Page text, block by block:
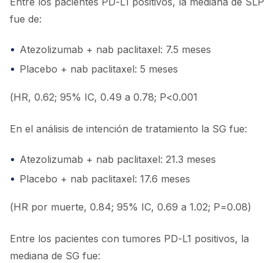
fue de:
Atezolizumab + nab paclitaxel: 7.5 meses
Placebo + nab paclitaxel: 5 meses
(HR, 0.62; 95% IC, 0.49 a 0.78; P<0.001
En el análisis de intención de tratamiento la SG fue:
Atezolizumab + nab paclitaxel: 21.3 meses
Placebo + nab paclitaxel: 17.6 meses
(HR por muerte, 0.84; 95% IC, 0.69 a 1.02; P=0.08)
Entre los pacientes con tumores PD-L1 positivos, la
mediana de SG fue: